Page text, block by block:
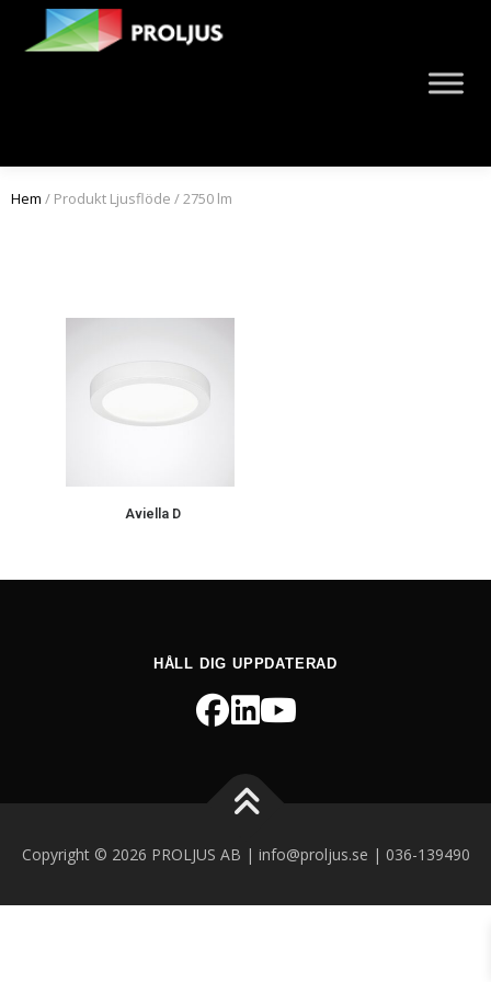
Hem / Produkt Ljusflöde / 2750 lm
Aviella D
HÅLL DIG UPPDATERAD
Copyright © 2026 PROLJUS AB | info@proljus.se | 036-139490